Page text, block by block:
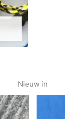
Nieuw in